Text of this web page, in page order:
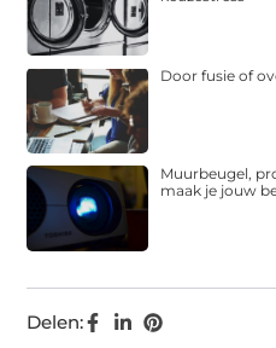
Delen:
Door fusie of
Muurbeugel,
maak je jouw